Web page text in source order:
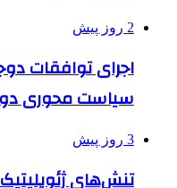
2 روز پیش
اجرای توافقات
سیاست محوری
3 روز پیش
تنش‌های